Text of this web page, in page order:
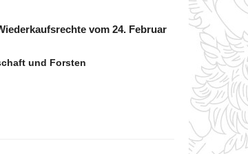
vom 24. Februar
und Forsten